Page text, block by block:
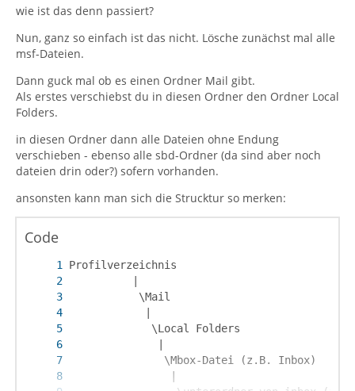
wie ist das denn passiert?
Nun, ganz so einfach ist das nicht. Lösche zunächst mal alle
msf-Dateien.
Dann guck mal ob es einen Ordner Mail gibt.
Als erstes verschiebst du in diesen Ordner den Ordner Local
Folders.
in diesen Ordner dann alle Dateien ohne Endung
verschieben - ebenso alle sbd-Ordner (da sind aber noch
dateien drin oder?) sofern vorhanden.
ansonsten kann man sich die Strucktur so merken:
Code